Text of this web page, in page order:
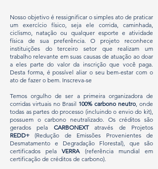
Nosso objetivo é ressignificar o simples ato de praticar
um exercício físico, seja ele corrida, caminhada,
ciclismo, natação ou qualquer esporte e atividade
física de sua preferência. O projeto reconhece
instituições do terceiro setor que realizam um
trabalho relevante em suas causas de atuação ao doar
a eles parte do valor da inscrição que você paga.
Desta forma, é possível aliar o seu bem-estar com o
ato de fazer o bem. Inscreva-se
Temos orgulho de ser a primeira organizadora de
corridas virtuais no Brasil 100% carbono neutro, onde
todas as partes do processo (incluindo o envio do kit),
possuem o carbono neutralizado. Os créditos são
gerados pela CARBONEXTatravés de Projetos
REDD+ (Redução de Emissões Provenientes de
Desmatamento e Degradação Florestal), que são
certificados pelaVERRA (referência mundial em
certificação de créditos de carbono).